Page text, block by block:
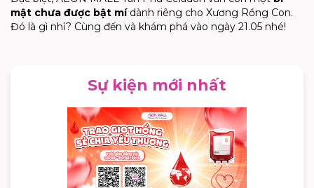
mật chưa được bật mídành riêng cho Xương Rồng Con.
Đó là gì nhỉ? Cùng đến và khám phá vào ngày 21.05 nhé!
Sự kiện mới nhất